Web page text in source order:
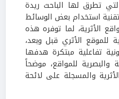
تطرق لها الباحث ريدة
استخدام بعض الوسائط
المواقع الأثرية، لما توفره هذه
للموقع الأثري قبل وبعد،
تفاعلية مبتكرة هدفها
والبصرية للمواقع، موضحاً
والمسجلة على لائحة